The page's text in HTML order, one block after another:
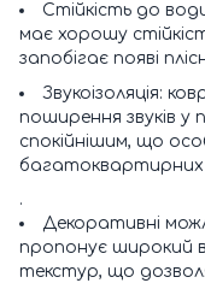
Стійкість до
має хорошу
запобігає появі
Звукоізоляція:
поширення звуків у
спокійнішим, що
багатоквартирних
.
Декоративні
пропонує широкий
текстур, що